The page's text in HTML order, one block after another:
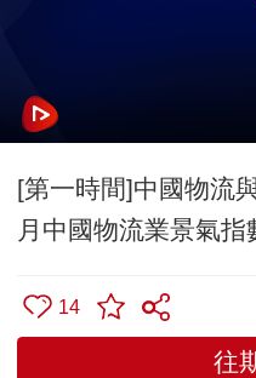
[第一時間]中國物流
月中國物流業景氣指
14
往